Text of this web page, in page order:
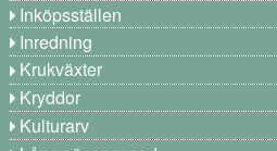
Inköpsställen
Inredning
Krukväxter
Kryddor
Kulturarv